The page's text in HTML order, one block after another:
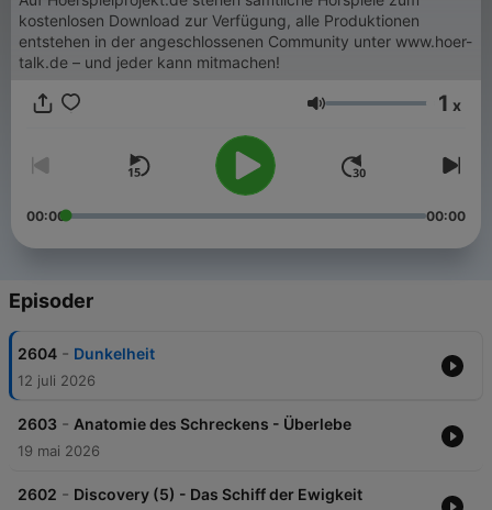
kostenlosen Download zur Verfügung, alle Produktionen
entstehen in der angeschlossenen Community unter www.hoer-
talk.de – und jeder kann mitmachen!
Volum 1 x
00:00 00:00
Episoder
2604 - Dunkelheit
12 juli 2026
2603 - Anatomie des Schreckens - Überlebe
19 mai 2026
2602 - Discovery (5) - Das Schiff der Ewigkeit